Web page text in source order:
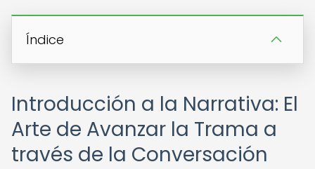
Índice
Introducción a la Narrativa: El
Arte de Avanzar la Trama a
través de la Conversación